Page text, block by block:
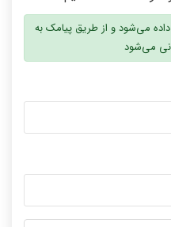
می‌شود و از طریق پیامک به
می‌شود